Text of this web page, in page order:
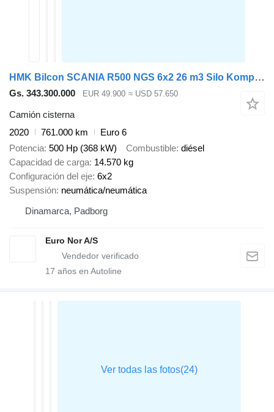
HMK Bilcon SCANIA R500 NGS 6x2 26 m3 Silo Kompressor - Retarder
Gs. 343.300.000 EUR 49.900 ≈ USD 57.650
Camión cisterna
2020
761.000 km
Euro 6
Potencia 500 Hp (368 kW) Combustible diésel
Capacidad de carga 14.570 kg
Configuración del eje 6x2
Suspensión neumática/neumática
Dinamarca, Padborg
Euro Nor A/S
17 años en Autoline